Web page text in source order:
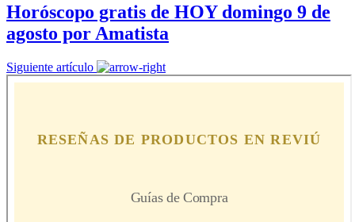
Horóscopo gratis de HOY domingo 9 de
agosto por Amatista
Siguiente artículo